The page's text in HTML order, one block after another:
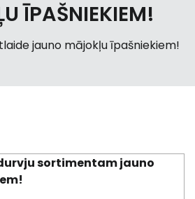
ĪPAŠNIEKIEM!
jauno mājokļu īpašniekiem!
sortimentam jauno